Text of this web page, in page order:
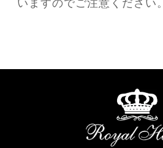
いますのでご注意ください。